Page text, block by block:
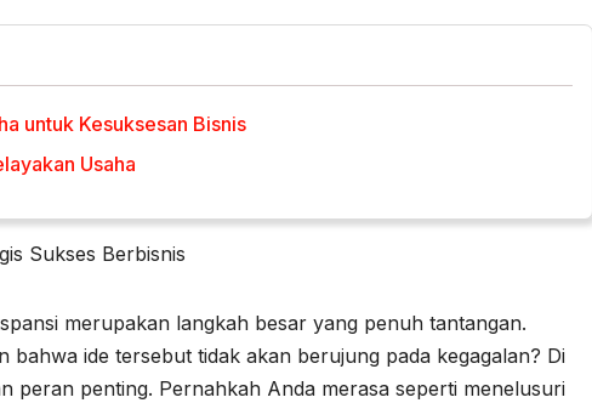
untuk Kesuksesan Bisnis
Usaha
Sukses Berbisnis
merupakan langkah besar yang penuh tantangan.
bahwa ide tersebut tidak akan berujung pada kegagalan? Di
peran penting. Pernahkah Anda merasa seperti menelusuri